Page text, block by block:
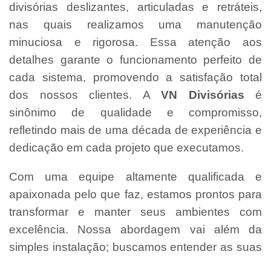
divisórias deslizantes, articuladas e retráteis,
nas quais realizamos uma manutenção
minuciosa e rigorosa. Essa atenção aos
detalhes garante o funcionamento perfeito de
cada sistema, promovendo a satisfação total
dos nossos clientes. A VN Divisórias é
sinônimo de qualidade e compromisso,
refletindo mais de uma década de experiência e
dedicação em cada projeto que executamos.
Com uma equipe altamente qualificada e
apaixonada pelo que faz, estamos prontos para
transformar e manter seus ambientes com
excelência. Nossa abordagem vai além da
simples instalação; buscamos entender as suas